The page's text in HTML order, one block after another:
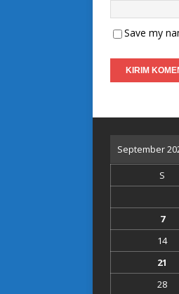
Save my
September
S
7
14
21
28